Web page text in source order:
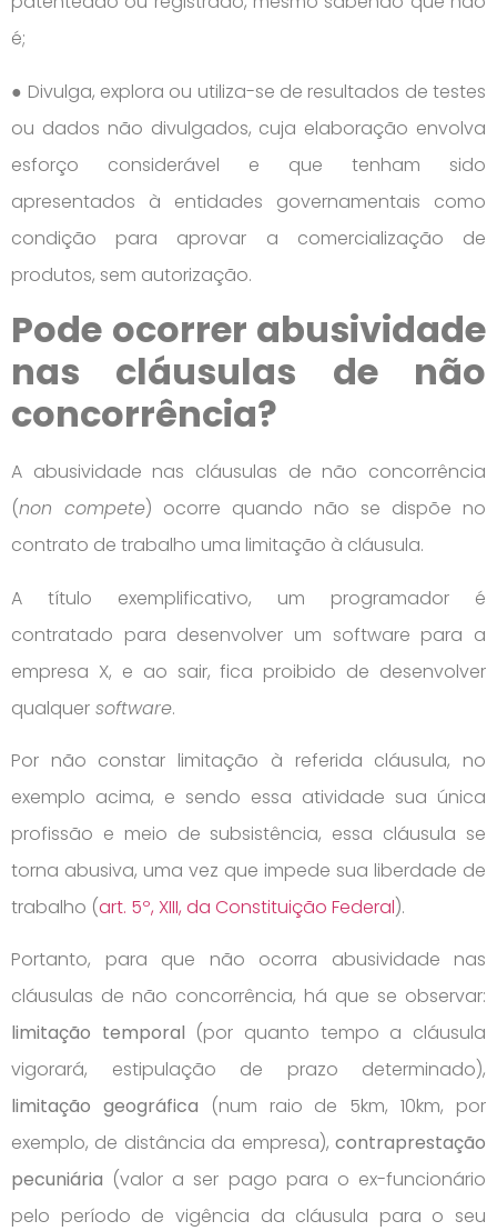
é;
● Divulga, explora ou utiliza-se de resultados de testes
ou dados não divulgados, cuja elaboração envolva
esforço considerável e que tenham sido
apresentados à entidades governamentais como
condição para aprovar a comercialização de
produtos, sem autorização.
Pode ocorrer abusividade
nas cláusulas de não
concorrência?
A abusividade nas cláusulas de não concorrência
(non compete) ocorre quando não se dispõe no
contrato de trabalho uma limitação à cláusula.
A título exemplificativo, um programador é
contratado para desenvolver um software para a
empresa X, e ao sair, fica proibido de desenvolver
qualquer software.
Por não constar limitação à referida cláusula, no
exemplo acima, e sendo essa atividade sua única
profissão e meio de subsistência, essa cláusula se
torna abusiva, uma vez que impede sua liberdade de
trabalho (art. 5º, XIII, da Constituição Federal).
Portanto, para que não ocorra abusividade nas
cláusulas de não concorrência, há que se observar:
limitação temporal (por quanto tempo a cláusula
vigorará, estipulação de prazo determinado),
limitação geográfica (num raio de 5km, 10km, por
exemplo, de distância da empresa), contraprestação
pecuniária (valor a ser pago para o ex-funcionário
pelo período de vigência da cláusula para o seu